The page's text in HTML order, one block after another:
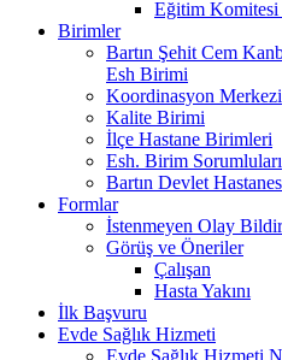
Eğitim Komitesi
Birimler
Bartın Şehit Cem
Esh Birimi
Koordinasyon Merkezi
Kalite Birimi
İlçe Hastane Birimleri
Esh. Birim Sorumluları
Bartın Devlet
Formlar
İstenmeyen Olay
Görüş ve Öneriler
Çalışan
Hasta Yakını
İlk Başvuru
Evde Sağlık Hizmeti
Evde Sağlık Hizmeti